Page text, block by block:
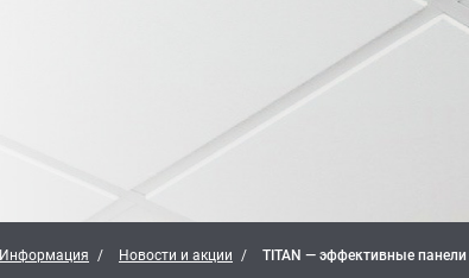
Информация Новости и акции TITAN — эффективные панели